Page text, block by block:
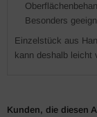
Besonders
Einzelstück aus
kann deshalb leicht
Kunden, die diesen